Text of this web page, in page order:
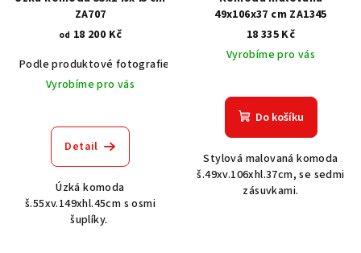
ZA707
od 18 200 Kč
Podle produktové fotografie
Akát vintage BT1551
Vyrobíme pro vás
Detail
Úzká komoda
š.55xv.149xhl.45cm s osmi
šuplíky.
49x106x37 cm ZA1345
18 335 Kč
Vyrobíme pro vás
Do košíku
Stylová malovaná komoda
š.49xv.106xhl.37cm, se sedmi
zásuvkami.